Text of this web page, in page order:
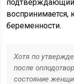
подтверждающий
воспринимается,
беременности.
Хотя по
после
состояние